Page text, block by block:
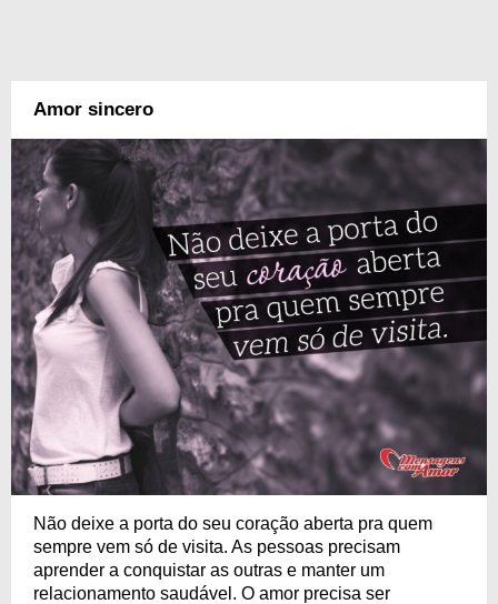
Amor sincero
Não deixe a porta do seu coração aberta pra quem
sempre vem só de visita. As pessoas precisam
aprender a conquistar as outras e manter um
relacionamento saudável. O amor precisa ser